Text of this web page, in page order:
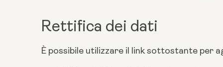
Rettifica dei dati
È possibile utilizzare il link sottostante per